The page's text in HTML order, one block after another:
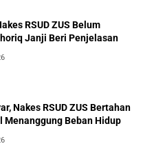
RSUD ZUS Belum
Janji Beri Penjelasan
Nakes RSUD ZUS Bertahan
Menanggung Beban Hidup